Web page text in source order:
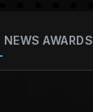
NEWS AWARDS